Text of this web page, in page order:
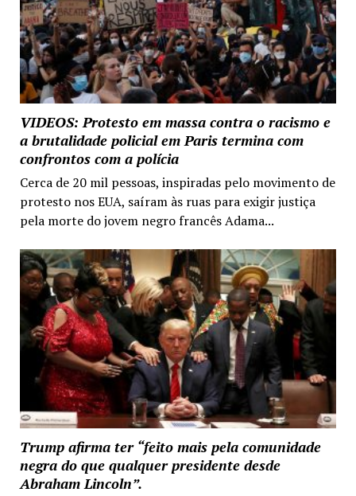
VIDEOS: Protesto em massa contra o racismo e
a brutalidade policial em Paris termina com
confrontos com a polícia
Cerca de 20 mil pessoas, inspiradas pelo movimento de
protesto nos EUA, saíram às ruas para exigir justiça
pela morte do jovem negro francês Adama...
Trump afirma ter “feito mais pela comunidade
negra do que qualquer presidente desde
Abraham Lincoln”.